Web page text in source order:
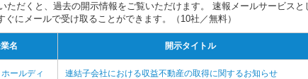
ただくと、過去の開示情報をご覧いただけます。 速報メールサービスと
にメールで受け取ることができます。（10社／無料）
名 開示タイトル
ールディ
連結子会社における収益不動産の取得に関するお知らせ